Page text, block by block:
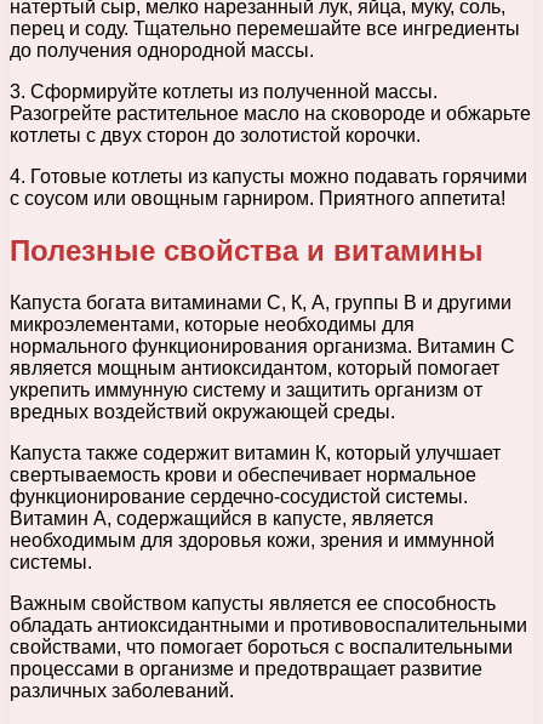
натертый сыр, мелко нарезанный лук, яйца, муку, соль,
перец и соду. Тщательно перемешайте все ингредиенты
до получения однородной массы.
3. Сформируйте котлеты из полученной массы.
Разогрейте растительное масло на сковороде и обжарьте
котлеты с двух сторон до золотистой корочки.
4. Готовые котлеты из капусты можно подавать горячими
с соусом или овощным гарниром. Приятного аппетита!
Полезные свойства и витамины
Капуста богата витаминами С, К, А, группы В и другими
микроэлементами, которые необходимы для
нормального функционирования организма. Витамин С
является мощным антиоксидантом, который помогает
укрепить иммунную систему и защитить организм от
вредных воздействий окружающей среды.
Капуста также содержит витамин К, который улучшает
свертываемость крови и обеспечивает нормальное
функционирование сердечно-сосудистой системы.
Витамин А, содержащийся в капусте, является
необходимым для здоровья кожи, зрения и иммунной
системы.
Важным свойством капусты является ее способность
обладать антиоксидантными и противовоспалительными
свойствами, что помогает бороться с воспалительными
процессами в организме и предотвращает развитие
различных заболеваний.